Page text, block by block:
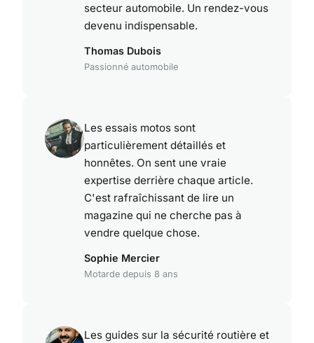
secteur automobile. Un rendez-vous
devenu indispensable.
Thomas Dubois
Passionné automobile
Les essais motos sont
particulièrement détaillés et
honnêtes. On sent une vraie
expertise derrière chaque article.
C'est rafraîchissant de lire un
magazine qui ne cherche pas à
vendre quelque chose.
Sophie Mercier
Motarde depuis 8 ans
Les guides sur la sécurité routière et